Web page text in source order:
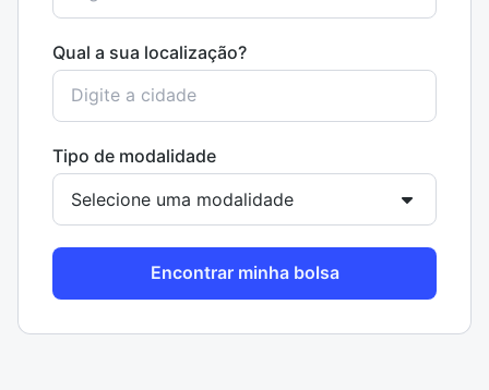
Qual a sua localização?
Tipo de modalidade
Encontrar minha bolsa